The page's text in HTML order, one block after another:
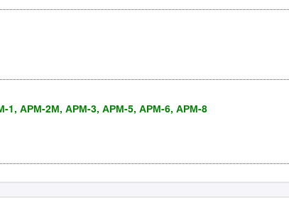
1, АРМ-2М, АРМ-3, АРМ-5, АРМ-6, АРМ-8